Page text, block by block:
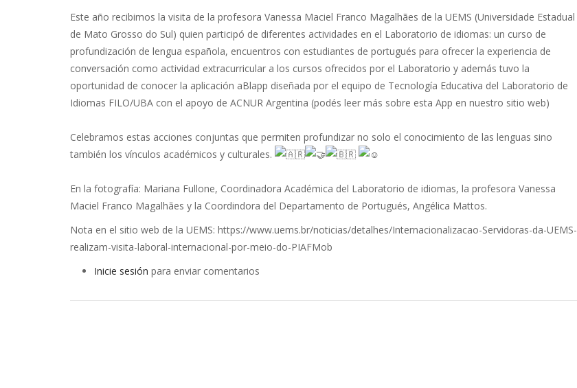
Este año recibimos la visita de la profesora Vanessa Maciel Franco Magalhães de la UEMS (Universidade Estadual
de Mato Grosso do Sul) quien participó de diferentes actividades en el Laboratorio de idiomas: un curso de
profundización de lengua española, encuentros con estudiantes de portugués para ofrecer la experiencia de
conversación como actividad extracurricular a los cursos ofrecidos por el Laboratorio y además tuvo la
oportunidad de conocer la aplicación aBlapp diseñada por el equipo de Tecnología Educativa del Laboratorio de
Idiomas FILO/UBA con el apoyo de ACNUR Argentina (podés leer más sobre esta App en nuestro sitio web)
Celebramos estas acciones conjuntas que permiten profundizar no solo el conocimiento de las lenguas sino
también los vínculos académicos y culturales.
En la fotografía: Mariana Fullone, Coordinadora Académica del Laboratorio de idiomas, la profesora Vanessa
Maciel Franco Magalhães y la Coordindora del Departamento de Portugués, Angélica Mattos.
Nota en el sitio web de la UEMS: https://www.uems.br/noticias/detalhes/Internacionalizacao-Servidoras-da-UEMS-
realizam-visita-laboral-internacional-por-meio-do-PIAFMob
Inicie sesión para enviar comentarios